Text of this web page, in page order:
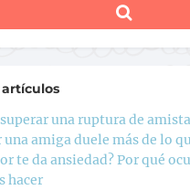
una ruptura de
una amiga duele más de lo
te da ansiedad? Por qué
hacer